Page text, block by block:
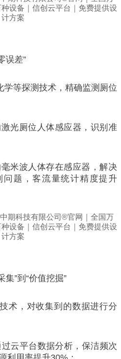
误差”
学等探测技术，精确监测厕位
光厕位人体感应器，识别准
米波人体存在感应器，解决
题，客流量统计精度提升
集”到“价值挖掘”
术，对收集到的数据进行分
云平台数据分析，保洁频次